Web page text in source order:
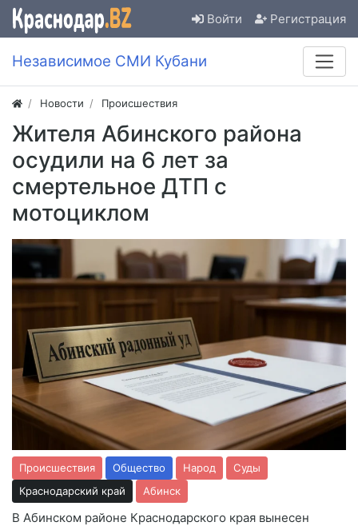
Войти Регистрация
Независимое СМИ Кубани
Новости Происшествия
Жителя Абинского района
осудили на 6 лет за
смертельное ДТП с
мотоциклом
Происшествия Общество Народ
Суды
Краснодарский край
Абинск
В Абинском районе Краснодарского края вынесен